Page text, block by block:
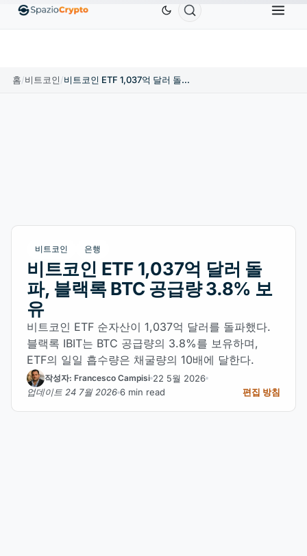
↑1.90% Tether US$0.9991↑0.00% US$586.64↑2.10%
홈/비트코인/ 비트코인 ETF 1,037억 달러 돌파, 블랙록 BTC 공급량 3.8% 보유
비트코인 은행
비트코인 ETF 1,037억 달러 돌
파, 블랙록 BTC 공급량 3.8% 보
유
비트코인 ETF 순자산이 1,037억 달러를 돌파했다.
블랙록 IBIT는 BTC 공급량의 3.8%를 보유하며,
ETF의 일일 흡수량은 채굴량의 10배에 달한다.
작성자: Francesco Campisi 22 5월 2026
업데이트 24 7월 2026 6 min read 편집 방침